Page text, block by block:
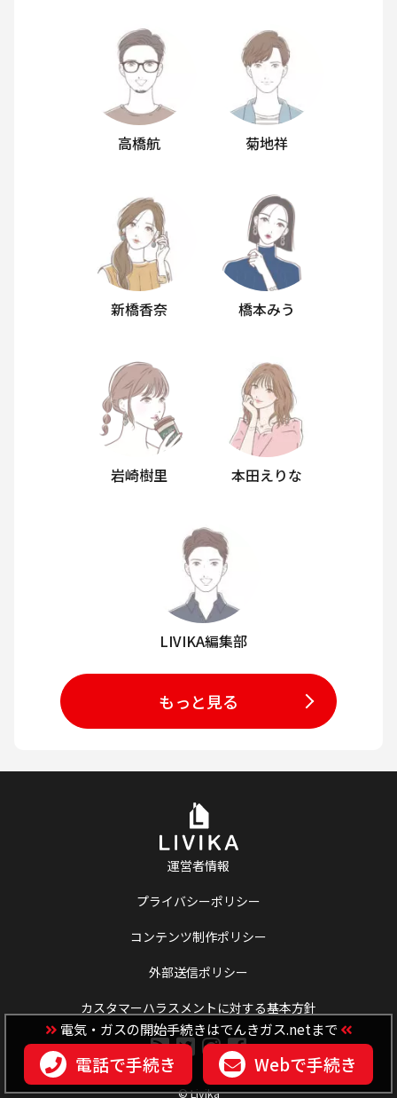
高橋航 菊地祥
新橋香奈 橋本みう
岩崎樹里 本田えりな
LIVIKA編集部
もっと見る
運営者情報
プライバシーポリシー
コンテンツ制作ポリシー
外部送信ポリシー
カスタマーハラスメントに対する基本方針
© Livika
電気・ガスの開始手続きはでんきガス.netまで
電話で手続き Webで手続き